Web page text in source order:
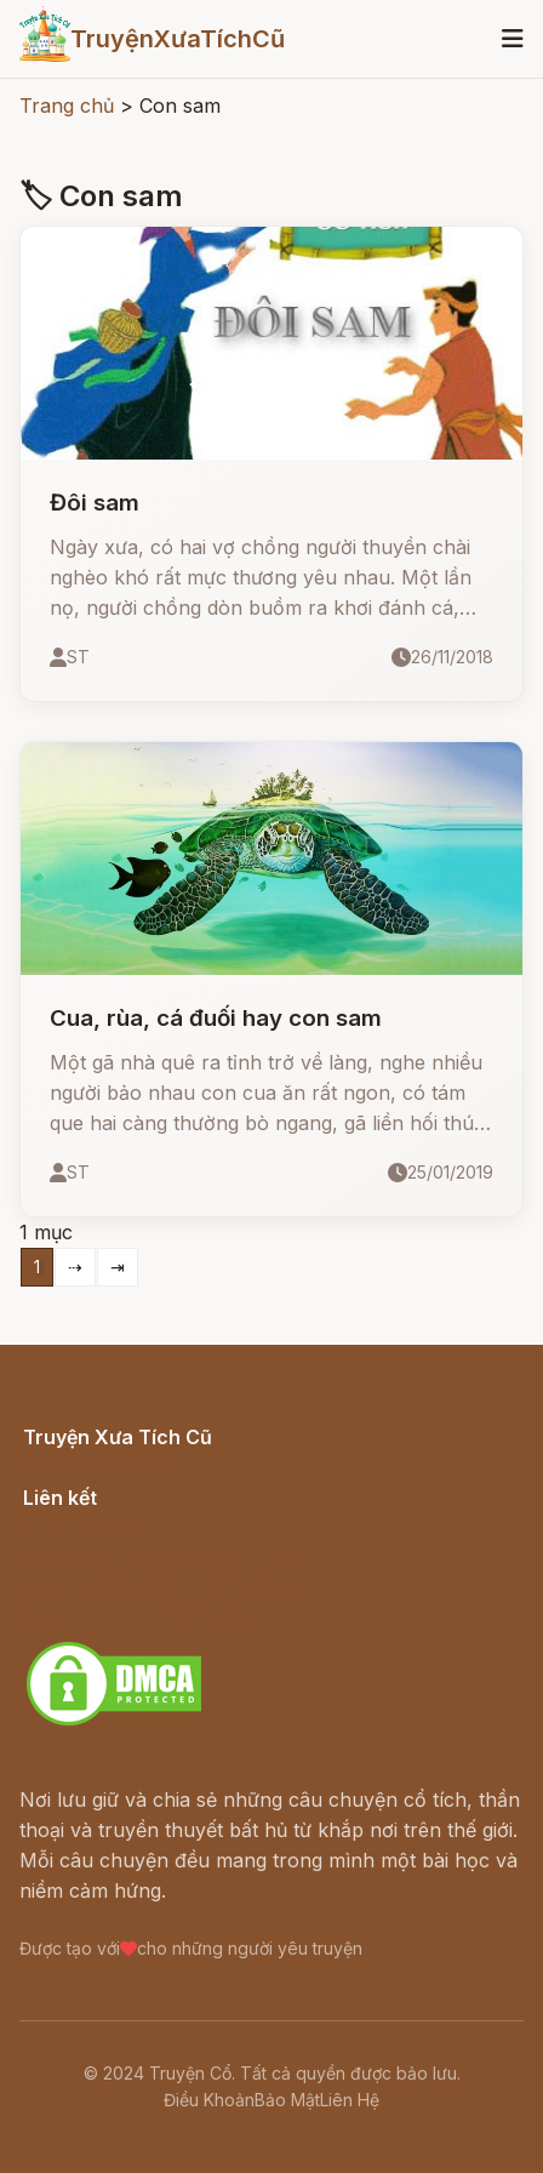
TruyệnXưaTíchCũ
Trang chủ > Con sam
🏷 Con sam
Đôi sam
Ngày xưa, có hai vợ chồng người thuyền chài
nghèo khó rất mực thương yêu nhau. Một lần
nọ, người chồng dòn buồm ra khơi đánh cá,
không thấy trở về, mong đợi mãi không thấy
ST 26/11/2018
Cua, rùa, cá đuối hay con sam
Một gã nhà quê ra tỉnh trở về làng, nghe nhiều
người bảo nhau con cua ăn rất ngon, có tám
que hai càng thường bò ngang, gã liền hối thúc
ST 25/01/2019
1 mục
1 ⇢ ⇥
Truyện Xưa Tích Cũ
Liên kết
Nơi lưu giữ và chia sẻ những câu chuyện cổ tích, thần
thoại và truyền thuyết bất hủ từ khắp nơi trên thế giới.
Mỗi câu chuyện đều mang trong mình một bài học và
niềm cảm hứng.
Được tạo với cho những người yêu truyện
© 2024 Truyện Cổ. Tất cả quyền được bảo lưu.
Điều KhoảnBảo MậtLiên Hệ